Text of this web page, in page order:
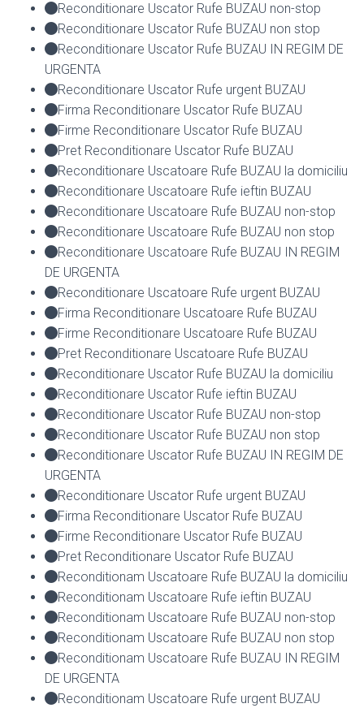
Reconditionare Uscator Rufe BUZAU non-stop
Reconditionare Uscator Rufe BUZAU non stop
Reconditionare Uscator Rufe BUZAU IN REGIM DE
URGENTA
Reconditionare Uscator Rufe urgent BUZAU
Firma Reconditionare Uscator Rufe BUZAU
Firme Reconditionare Uscator Rufe BUZAU
Pret Reconditionare Uscator Rufe BUZAU
Reconditionare Uscatoare Rufe BUZAU la domiciliu
Reconditionare Uscatoare Rufe ieftin BUZAU
Reconditionare Uscatoare Rufe BUZAU non-stop
Reconditionare Uscatoare Rufe BUZAU non stop
Reconditionare Uscatoare Rufe BUZAU IN REGIM
DE URGENTA
Reconditionare Uscatoare Rufe urgent BUZAU
Firma Reconditionare Uscatoare Rufe BUZAU
Firme Reconditionare Uscatoare Rufe BUZAU
Pret Reconditionare Uscatoare Rufe BUZAU
Reconditionare Uscator Rufe BUZAU la domiciliu
Reconditionare Uscator Rufe ieftin BUZAU
Reconditionare Uscator Rufe BUZAU non-stop
Reconditionare Uscator Rufe BUZAU non stop
Reconditionare Uscator Rufe BUZAU IN REGIM DE
URGENTA
Reconditionare Uscator Rufe urgent BUZAU
Firma Reconditionare Uscator Rufe BUZAU
Firme Reconditionare Uscator Rufe BUZAU
Pret Reconditionare Uscator Rufe BUZAU
Reconditionam Uscatoare Rufe BUZAU la domiciliu
Reconditionam Uscatoare Rufe ieftin BUZAU
Reconditionam Uscatoare Rufe BUZAU non-stop
Reconditionam Uscatoare Rufe BUZAU non stop
Reconditionam Uscatoare Rufe BUZAU IN REGIM
DE URGENTA
Reconditionam Uscatoare Rufe urgent BUZAU